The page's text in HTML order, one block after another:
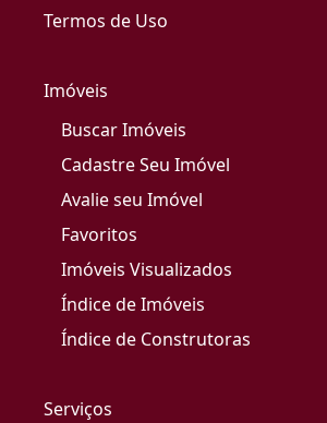
Termos de Uso
Imóveis
Buscar Imóveis
Cadastre Seu Imóvel
Avalie seu Imóvel
Favoritos
Imóveis Visualizados
Índice de Imóveis
Índice de Construtoras
Serviços